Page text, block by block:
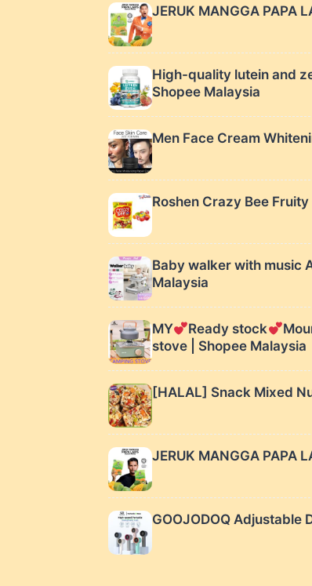
JERUK MANGGA PAPA
High-quality lutein and
Shopee Malaysia
Men Face Cream
Roshen Crazy Bee
Baby walker with music
Malaysia
MY Ready stock
stove | Shopee Malaysia
[HALAL] Snack Mixed
JERUK MANGGA PAPA
GOOJODOQ Adjustable